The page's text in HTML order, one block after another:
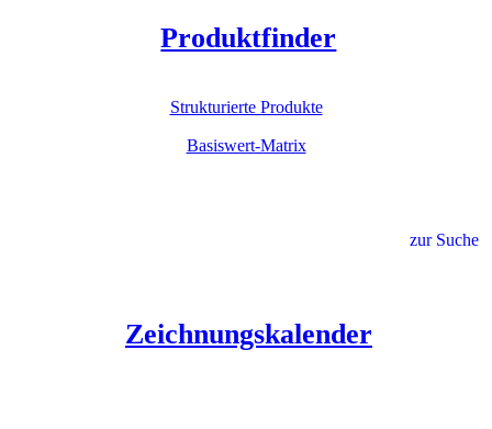
Produktfinder
Strukturierte Produkte
Basiswert-Matrix
zur Suche
Zeichnungskalender